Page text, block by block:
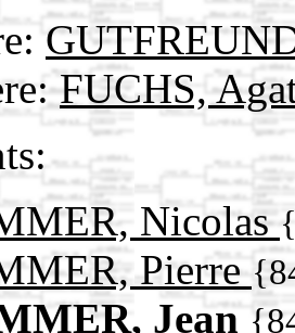
FUCHS,
Nicolas
Pierre
Jean